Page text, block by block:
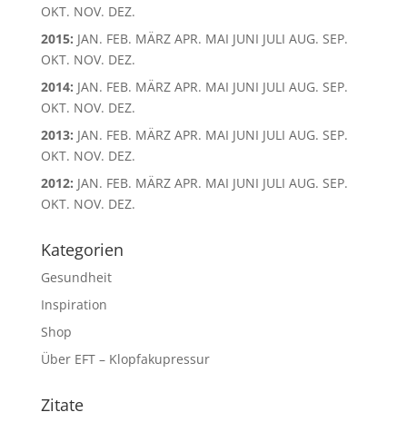
OKT. NOV. DEZ.
2015: JAN. FEB. MÄRZ APR. MAI JUNI JULI AUG. SEP.
OKT. NOV. DEZ.
2014: JAN. FEB. MÄRZ APR. MAI JUNI JULI AUG. SEP.
OKT. NOV. DEZ.
2013: JAN. FEB. MÄRZ APR. MAI JUNI JULI AUG. SEP.
OKT. NOV. DEZ.
2012: JAN. FEB. MÄRZ APR. MAI JUNI JULI AUG. SEP.
OKT. NOV. DEZ.
Kategorien
Gesundheit
Inspiration
Shop
Über EFT – Klopfakupressur
Zitate